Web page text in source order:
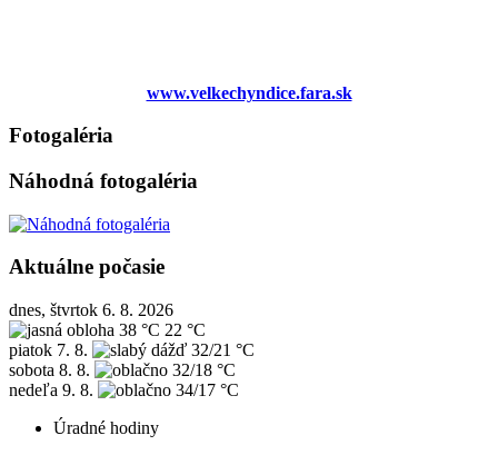
www.velkechyndice.fara.sk
Fotogaléria
Náhodná fotogaléria
Aktuálne počasie
dnes, štvrtok 6. 8. 2026
38 °C 22 °C
piatok 7. 8.
32/21 °C
sobota 8. 8.
32/18 °C
nedeľa 9. 8.
34/17 °C
Úradné hodiny